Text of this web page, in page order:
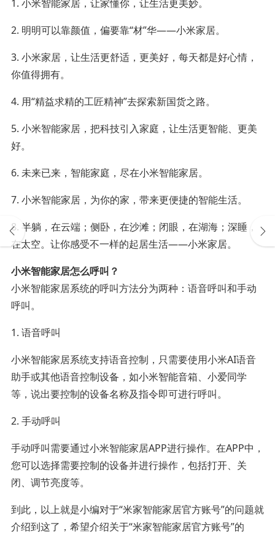
1. 小米智能家居，让家懂你，让生活更美妙。
2. 明明可以靠颜值，偏要靠“材”华——小米家居。
3. 小米家居，让生活更舒适，更美好，每天都是好心情，
你值得拥有。
4. 用“精益求精的工匠精神”去探索新国货之路。
5. 小米智能家居，把科技引入家庭，让生活更智能、更美
好。
6. 未来已来，智能家庭，尽在小米智能家居。
7. 小米智能家居，为你的家，带来更便捷的智能生活。
8. 半躺，在云端；侧卧，在沙滩；闭眼，在湖海；深睡，
在太空。让你感受不一样的起居生活——小米家居。
小米智能家居怎么呼叫？
小米智能家居系统的呼叫方法分为两种：语音呼叫和手动
呼叫。
1. 语音呼叫
小米智能家居系统支持语音控制，只需要使用小米AI语音
助手或其他语音控制设备，如小米智能音箱、小爱同学
等，说出要控制的设备名称及指令即可进行呼叫。
2. 手动呼叫
手动呼叫需要通过小米智能家居APP进行操作。在APP中，
您可以选择需要控制的设备并进行操作，包括打开、关
闭、调节亮度等。
到此，以上就是小编对于“米家智能家居官方账号”的问题就
介绍到这了，希望介绍关于“米家智能家居官方账号”的